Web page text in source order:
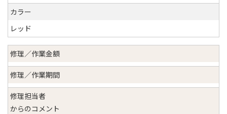
カラー
レッド
修理／作業金額
修理／作業期間
修理担当者
からのコメント